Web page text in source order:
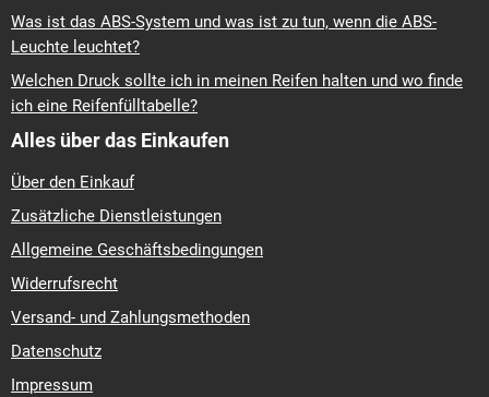
Was ist das ABS-System und was ist zu tun, wenn die ABS-
Leuchte leuchtet?
Welchen Druck sollte ich in meinen Reifen halten und wo finde
ich eine Reifenfülltabelle?
Alles über das Einkaufen
Über den Einkauf
Zusätzliche Dienstleistungen
Allgemeine Geschäftsbedingungen
Widerrufsrecht
Versand- und Zahlungsmethoden
Datenschutz
Impressum